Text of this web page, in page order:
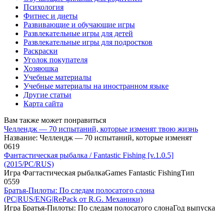
Психология
Фитнес и диеты
Развивающие и обучающие игры
Развлекательные игры для детей
Развлекательные игры для подростков
Раскраски
Уголок покупателя
Хозяюшка
Учебные материалы
Учебные материалы на иностранном языке
Другие статьи
Карта сайта
Вам также может понравиться
Челлендж — 70 испытаний, которые изменят твою жизнь
Название: Челлендж — 70 испытаний, которые изменят
0619
Фантастическая рыбалка / Fantastic Fishing [v.1.0.5]
(2015/PC/RUS)
Игра Фагтастическая рыбалкаGames Fantastic FishingТип
0559
Братья-Пилоты: По следам полосатого слона
(PC|RUS/ENG|RePack от R.G. Механики)
Игра Братья-Пилоты: По следам полосатого слонаГод выпуска